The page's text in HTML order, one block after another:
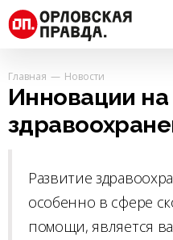
Главная Новости
Инновации
Развитие
особенно в сфере
помощи, является